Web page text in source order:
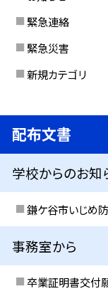
緊急連絡
緊急災害
新規カテゴリ
配布文書
学校からのお知
鎌ケ谷市いじめ
事務室から
卒業証明書交付